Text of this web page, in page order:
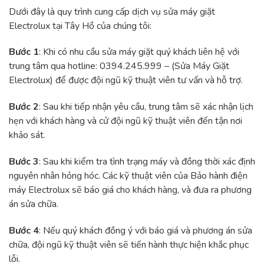
Dưới đây là quy trình cung cấp dịch vụ sửa máy giặt
Electrolux tại Tây Hồ của chúng tôi:
Bước 1: Khi có nhu cầu sửa máy giặt quý khách liên hệ với
trung tâm qua hotline: 0394.245.999 – (Sửa Máy Giặt
Electrolux) để được đội ngũ kỹ thuật viên tư vấn và hỗ trợ.
Bước 2: Sau khi tiếp nhận yêu cầu, trung tâm sẽ xác nhận lịch
hẹn với khách hàng và cử đội ngũ kỹ thuật viên đến tận nơi
khảo sát.
Bước 3: Sau khi kiểm tra tình trạng máy và đồng thời xác định
nguyên nhân hỏng hóc. Các kỹ thuật viên của Bảo hành điện
máy Electrolux sẽ báo giá cho khách hàng, và đưa ra phương
án sửa chữa.
Bước 4: Nếu quý khách đồng ý với báo giá và phương án sửa
chữa, đội ngũ kỹ thuật viên sẽ tiến hành thực hiện khắc phục
lỗi.